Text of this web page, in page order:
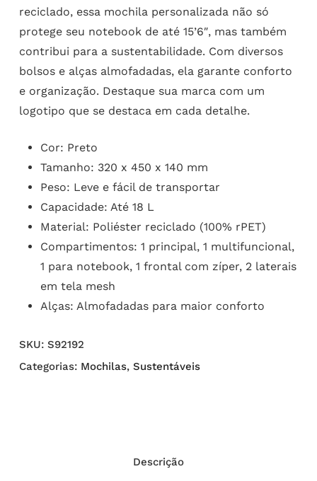
reciclado, essa mochila personalizada não só
protege seu notebook de até 15’6″, mas também
contribui para a sustentabilidade. Com diversos
bolsos e alças almofadadas, ela garante conforto
e organização. Destaque sua marca com um
logotipo que se destaca em cada detalhe.
Cor: Preto
Tamanho: 320 x 450 x 140 mm
Peso: Leve e fácil de transportar
Capacidade: Até 18 L
Material: Poliéster reciclado (100% rPET)
Compartimentos: 1 principal, 1 multifuncional,
1 para notebook, 1 frontal com zíper, 2 laterais
em tela mesh
Alças: Almofadadas para maior conforto
SKU: S92192
Categorias: Mochilas, Sustentáveis
Descrição